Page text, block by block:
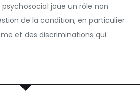
joue un rôle non
de la condition, en particulier
et des discriminations qui